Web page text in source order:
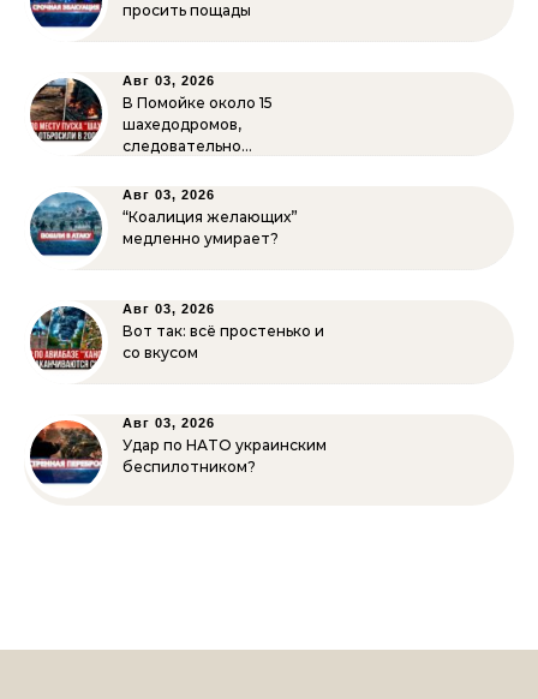
просить пощады
Авг 03, 2026
В Помойке около 15
шахедодромов,
следовательно…
Авг 03, 2026
“Коалиция желающих”
медленно умирает?
Авг 03, 2026
Вот так: всё простенько и
со вкусом
Авг 03, 2026
Удар по НАТО украинским
беспилотником?